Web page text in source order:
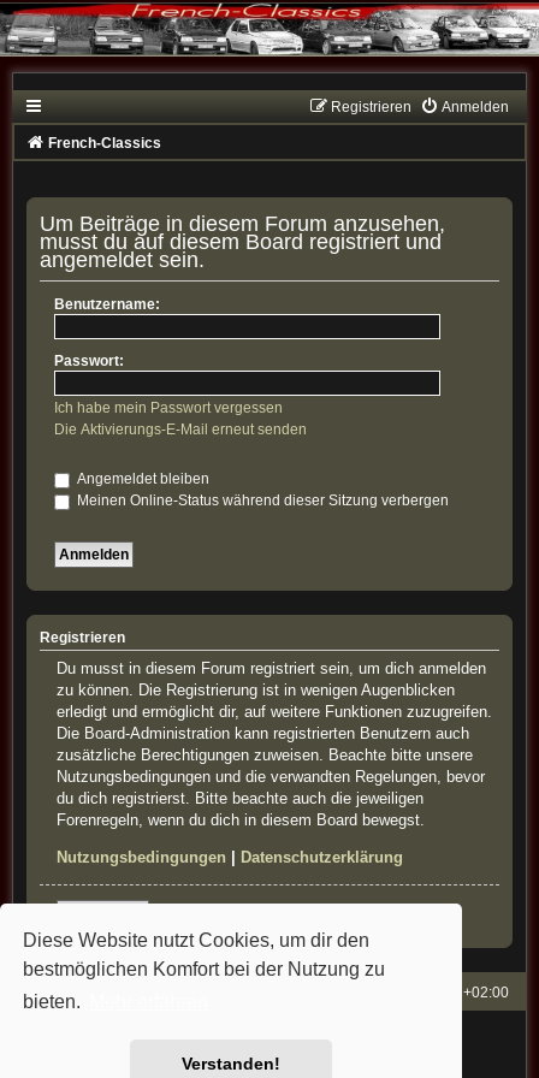
Diese Website nutzt Cookies, um dir den
bestmöglichen Komfort bei der Nutzung zu
bieten.
Verstanden!
Anmelden
Registrieren
French-Classics
Um Beiträge in diesem Forum anzusehen,
musst du auf diesem Board registriert und
angemeldet sein.
Benutzername:
Passwort:
Ich habe mein Passwort vergessen
Die Aktivierungs-E-Mail erneut senden
Angemeldet bleiben
Meinen Online-Status während dieser Sitzung verbergen
Registrieren
Du musst in diesem Forum registriert sein, um dich anmelden
zu können. Die Registrierung ist in wenigen Augenblicken
erledigt und ermöglicht dir, auf weitere Funktionen zuzugreifen.
Die Board-Administration kann registrierten Benutzern auch
zusätzliche Berechtigungen zuweisen. Beachte bitte unsere
Nutzungsbedingungen und die verwandten Regelungen, bevor
du dich registrierst. Bitte beachte auch die jeweiligen
Forenregeln, wenn du dich in diesem Board bewegst.
Nutzungsbedingungen Datenschutzerklärung
French-Classics UTC+02:00
Deutsche Übersetzung durchphpBB.de